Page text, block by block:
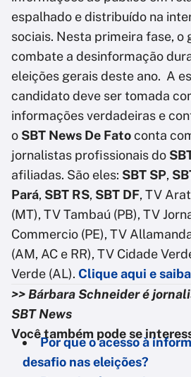
espalhado e distribuído na
sociais. Nesta primeira fase, o
combate a desinformação
eleições gerais deste ano. A
candidato deve ser tomada
informações verdadeiras e
o SBT News De Fatoconta
jornalistas profissionais do
afiliadas. São eles: SBT SP,
Pará, SBT RS, SBT DF, TV
(MT), TV Tambaú (PB), TV
Commercio (PE), TV
(AM, AC e RR), TV Cidade
Verde (AL). Clique aqui e
>> Bárbara Schneider é
SBT News
Você também pode se
Por que o acesso à
desafio nas eleições?